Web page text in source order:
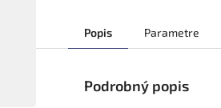
Popis Parametre
Podrobný popis